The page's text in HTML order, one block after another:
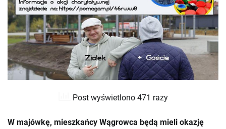
Post wyświetlono 471 razy
W majówkę, mieszkańcy Wągrowca będą mieli okazję